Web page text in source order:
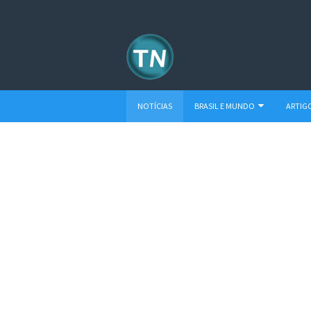
NOTÍCIAS BRASIL E MUNDO